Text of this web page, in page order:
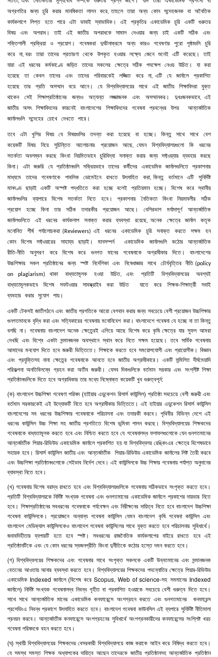
অগ্রগতির জন্য চুরি করার মানষিকতা লালন করে,তাহলে তারা অন্য কোন সন্দেহজনক বা অনৈতিক
কার্যকলাপে লিপ্ত হতে পারে এটা ভাবাই স্বাভাবিক। এই প্রকৃতির একাডেমিক চুরি একটি গুরুতর
বিষয়
এবং অপরাধ। তাই এই জাতীয় অপরাধকে সামাল দেওয়ার জন্য চাই একটি সঠিক
এবং
শক্তিশালী
প্রক্রিয়া ও প্রয়োগ। গবেষকরা দুর্ঘটনাক্রমে অন্য কারও গবেষণার পুরো পৃষ্ঠাগুলি
চুরি
করে না,বরং তারা তাদের প্রতারণা থেকে উপকৃত হওয়ার লক্ষ্যে জেনে শুনেই এটি করেছে।
তাই
যারা
এই ধরনের কর্মকাণ্ডে জড়িত তাদের সকলের ক্ষেত্রে সঠিক পদক্ষেপ নেওয় উচিত। যা
করা
হয়েছে
তা কেবল তাদের এবং তাদের পরিবারকেই লজ্জিত করে না,এটি যে জার্নালে
প্রকাশিত
হয়েছে
তার প্রতি অসম্মান বয়ে আনে। যে বিশ্ববিদ্যালয়ের সাথে এই জাতীয় শিক্ষাবিদরা
যুক্ত
থাকেন
সেই শিক্ষাপ্রতিষ্ঠানের জন্যও অত্যন্ত লজ্জাজনক এবং অসম্মানকর। দুখঃজনকভাবে, এই
জাতীয়
অসৎ শিক্ষাবিদদের কারনেই বাংলাদেশের শিক্ষাবিদদের গবেষনা প্রবন্ধের উপর
আন্তর্জাতিক
জার্নালগুলি সন্দেহের চোখে দেখতে পারে।
তবে এটা খুশির বিষয় যে বিষয়গুলির তদন্ত করা হয়েছে বা হচ্ছে। কিন্তু সাথে সাথে
বেশ
কয়েকটি
বিষয় নিয়ে সুচিন্তিত আলোচনার প্রয়োজন আছে, যেমন বিশ্ববিদ্যালয়গুলো কি
ধরনের
সতর্কতা অবলম্বন করছে কিংবা নিয়মিতভাবে চুরিবিদ্যা সনাক্ত করার জন্য সফ্টওয়্যার ব্যবহার করছে
কিনা।
এটা জরুরি যে প্রতিষ্ঠানগুলি সক্রিয়ভাবে তাদের কর্মীদের একাডেমিক জার্নালগুলিতে প্রকাশনার
মাধ্যমে
তাদের গবেষণাকে পাবলিক ডোমেইনে রাখতে উৎসাহিত করা,কিন্তু বর্তমানে এটি
সুনির্দিষ্ট
মানদণ্ড
ছাড়াই একটি অস্পষ্ট পদ্ধতিতে করা হচ্ছে বলেই প্রতিয়মান হচ্ছে। বিশেষ করে
স্থানীয়
জার্নালগুলির
ব্যাপারে বিশেষ সতর্কতা নিতে হবে। প্রকাশনার নৈতিকতা কিংবা নিয়মাবলীর
সঠিক
প্রয়োগ
হচ্ছে কিনা তার সঠিক তদারকীর প্রয়োজন আছে। বেশিরভাগ মর্যাদাপূর্ণ
আন্তর্জাতিক
জার্নালগুলিতে
এই ধরনের কার্যকলাপ সনাক্ত করার ব্যবস্থা রয়েছে, অনেক ক্ষেত্রে জার্নাল
কতৃক
মনোনিত
শীর্ষ পর্যালোচকরা(Reviewers) এই ধরনের একাডেমিক চুরি সনাক্ত করতে সক্ষম
হন
কোন
বিশেষ সফ্টওয়ারের সাহায্য ছাড়াই। মানসম্পর্ন একাডেমিক জার্নালগুলি কঠোর
আন্তর্জাতিক
রীতি-নীতি অনুসরণ করে বিশেষ করে গুনগত মানের গবেষনাকে অগ্রাধীকার দিতে।
বাংলাদেশের
উচ্চশিক্ষার
সকল প্রতিষ্ঠানের জন্য স্পষ্ট নির্দেশিকা এবং নিষেধাজ্ঞার সাথে চৌর্যবৃত্তির নীতি(policy
on plagiarism)থাকা বাধ্যতামূলক হওয়া উচিত,এবং প্রতিটি বিশ্ববিদ্যালয়ের
অবশ্যই
বাধ্যতামূলকভাবে
বিশেষ সফটওয়ার সাবস্ক্রাইব করা উচিত যাতে করে শিক্ষক-শিক্ষার্ত্রী
সবাই
ব্যবহার করার সুযোগ পায়।
একটি টেকসই জাতীগঠনে এবং জাতীয় প্রগতিকে আরো বেগবান করার জন্য সবচেয়ে বেশী প্রয়োজন উচ্চশিক্ষার
গুনগতমানকে বৃদ্ধি করা এবং সত্যিকারের গবেষনায় মনোনিবেশ করা। বাংলাদেশে গবেষনা যে হচ্ছে না তা কিন্তু
বলছি না। গবেষনায় বাংলাদেশ অনেক ক্ষেত্র্রেই এগিয়ে আছে বিশেষ করে কৃষি ক্ষেত্রে যার সুফল আমরা
দেখছি এবং বিশ্বে একটা সন্মানজনক অবস্থানে স্থান করে নিতে সক্ষম হয়েছে। তবে সার্বিক গবেষনায়
আমাদের মনযোগ দিতে হবে জরুরী ভিত্তিতে। শিক্ষাকে করতে হবে সময়োপযোগী এবং প্রায়োগীক। বিজ্ঞান
এবং প্রযুক্তিসহ নানা ক্ষেত্র্রে গবেষনাকে আনতে হবে জাতীয় অগ্রাধীকারে। একটি সন্মিলিত দীর্ঘমেয়াদি
পরিকল্পনা অনতিবিলম্বে গ্রহন করা অতীব জরুরী। যেসব দিকগুলিকে বর্তমান সরকার এবং সংশ্লীষ্ট শিক্ষা
প্রতিষ্ঠানগুলিকে দিতে হবে অগ্রাধিকার তার মধ্যে নিম্নোক্ত কয়েকটি খুব গুরুত্বপূর্ন:
(ক) বাংলাদেশ উচ্চশিক্ষা গবেষণা পরিষদ(হাইয়ার এডুকেশন রিসার্স কাউন্সিল) প্রতিষ্ঠা সবচেয়ে বেশী জরুরী এবং
বর্তমান সরকারকেই এই উদ্যোকটি নিতে হবে অগ্রাধীকার ভিত্তিতে। এই হাইয়ার এডুকেশন রিসার্স কাউন্সিল
বাংলাদেশের সব ধরনের উচ্চশিক্ষার গবেষনাকে পরিচালনা এবং তদারকী করবে। পৃথিবীর বিভিন্ন দেশে এই
ধরনের কাউন্সিল উচ্চ শিক্ষা সহ জাতীয় প্রগতিতে বিশেষ ভূমিকা পালন করছে। বিশ্ববিদ্যালয়ের শিক্ষকদের
গবেষনাকে বাধ্যতামূলক করতে হবে এবং নিশ্চিত করতে হবে যে গবেষনালদ্ধ ফলাফলগুলোকে যেন গুনগতমানের
আন্তর্জাতীক পিয়ার-রিভিউড একাডেমিক জার্নালে প্রকাশিত হয় যা বিশ্ববিদ্যলয় রেঙ্কিংএর ক্ষেত্রে বিশেষভাবে
সহায়ক হবে। রিসার্স কাউন্সিল জাতীয় এবং আন্তর্জাতীক পিয়ার-রিভিউড একাডেমিক জার্নালের লিষ্ট তৈরী করবে
এবং উচ্চশিক্ষা প্রতিষ্ঠানগুলোকে সেইভাব নির্দেশ দেবে। এই কাউন্সিলকে উচ্চ শিক্ষার গবেষনায় পর্যাপ্ত অনুদানের
ব্যাবস্থা নিতে হবে।
(খ) গবেষনায় বিশেষ বরাদ্ধ রাখতে হবে এবং বিশ্ববিদ্যালয়গুলিকে গবেষনায় সঠিকভাবে সংপৃক্ত করতে হবে।
প্রতিটি বিশ্ববিদ্যালয়কে নির্দিষ্ট সংখ্যক গবেষনা এবং গুনগতমানের একাডেমিক জার্নালে প্রকাশের দায়ভার নিতে
হবে। শিক্ষাপ্রতিষ্ঠানের সবধরনের গবেষনাকে পর্যবেক্ষন এবং নিরীক্ষনের দায়িত্ব নিতে হবে বাংলাদেশ উচ্চশিক্ষা
গবেষনা কাউন্সিলকে। প্রয়োজনে অন্যান্য গবেষনা কাউন্সিল যেমন বাংলাদেশ কৃষি গবেষনা কাউন্সিল এবং
বাংলাদেশ মেডিক্যাল কাউন্সিলকেও বাংলাদেশ গবেষনা কাউন্সিলের সাথে যুক্ত করতে হবে পরিচালনার সুবিধার্থে।
জবাবদিহীতার ব্যপারটি হতে হবে স্পষ্ট। সবধরনের রাজনৈতিক কার্যকলাপের বাইরে রাখতে হবে এই
প্রতিষ্ঠানটিকে এবং যে কোন ধরনের স্বজনপ্রীতি কিংবা দুর্নীতিকে কঠোর হস্তে দমন করতে হবে।
(গ)বিশ্ববিদ্যলয়ের শিক্ষকদের এবং গবেষনার সাথে সংপৃক্ত সকলকে একটি উন্নতমানের এবং সন্মানজনক
বেতনের আওতায় আনার ব্যবস্থা করতে হবে। বিশ্ববিদ্যালয়ের শিক্ষকদের পদন্নোতির ক্ষেত্রে পিয়ার-রিভিউড
একাডেমিক Indexed জার্নালে(বিশেষ করে Scopus, Web of science-সহ সমমানের Indexed
জার্নালে) নির্দিষ্ট সংখ্যক গবেষনালদ্ব নিবন্ধ গৃহীত বা প্রকাশিত হওয়াকে সবচেয়ে বেশী গুরুত্ব দিতে হবে।
সাথে সাথে আন্তর্জাতিক মানের একাডেমিক কনফারেন্সে অংশগ্রহন করতে এবং গুনগতমানের
কনফারেন্স
প্রসেডিংএ নিবন্ধ প্রকাশে উৎসাহিত করতে হবে। বাংলাদেশ গবেষনা কাউনসিল এই ব্যপারে সুনির্দিষ্ট নীতিমালা
প্রনয়ন করবে। আন্তর্জাতীক কনফারেন্সে অংশগ্রহনের সুবিধার্থে অংশগ্রনকারীদের কনফারেন্সের সংশ্লিষ্ট খরচ
গবেষনা পরিষদকে বহন করতে হবে।
(ঘ)স্থায়ী বিশ্ববিদ্যালয়ের শিক্ষকদের বেসরকারী বিশ্ববিদ্যালয়ে কাজ করাকে আইন করে নিষিদ্ধ করতে হবে।
যে সমস্থ সমস্ত শিক্ষক অধ্যাপকের দায়িত্ব আছেন তাদেরকে জাতীয় প্রতিষ্ঠানসহ আন্তর্জাতিক প্রতিষ্ঠান